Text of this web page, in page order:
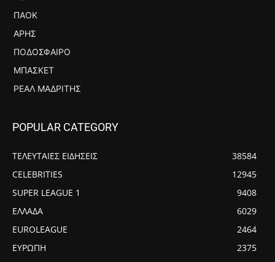
ΠΑΟΚ
ΆΡΗΣ
ΠΟΔΌΣΦΑΙΡΟ
ΜΠΆΣΚΕΤ
ΡΕΆΛ ΜΑΔΡΊΤΗΣ
POPULAR CATEGORY
ΤΕΛΕΥΤΑΙΕΣ ΕΙΔΗΣΕΙΣ
38584
CELEBRITIES
12945
SUPER LEAGUE 1
9408
ΕΛΛΑΔΑ
6029
EUROLEAGUE
2464
ΕΥΡΩΠΗ
2375